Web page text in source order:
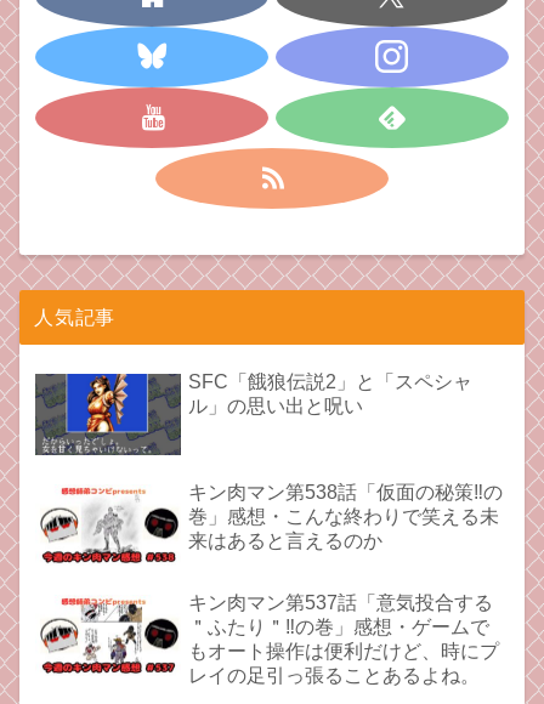
人気記事
SFC「餓狼伝説2」と「スペシャ
ル」の思い出と呪い
キン肉マン第538話「仮面の秘策‼︎の
巻」感想・こんな終わりで笑える未
来はあると言えるのか
キン肉マン第537話「意気投合する
＂ふたり＂‼︎の巻」感想・ゲームで
もオート操作は便利だけど、時にプ
レイの足引っ張ることあるよね。